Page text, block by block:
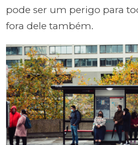
pode ser um perigo para
fora dele também.